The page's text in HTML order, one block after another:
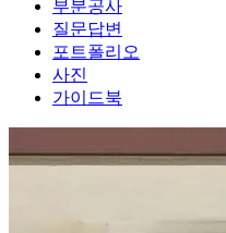
부분공사
질문답변
포트폴리오
사진
가이드북